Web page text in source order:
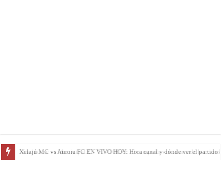
Marquense vs Municipal EN VIVO HOY: el campeón visita una de las